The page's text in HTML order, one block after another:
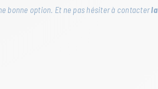
bonne option. Et ne pas hésiter à contacterla